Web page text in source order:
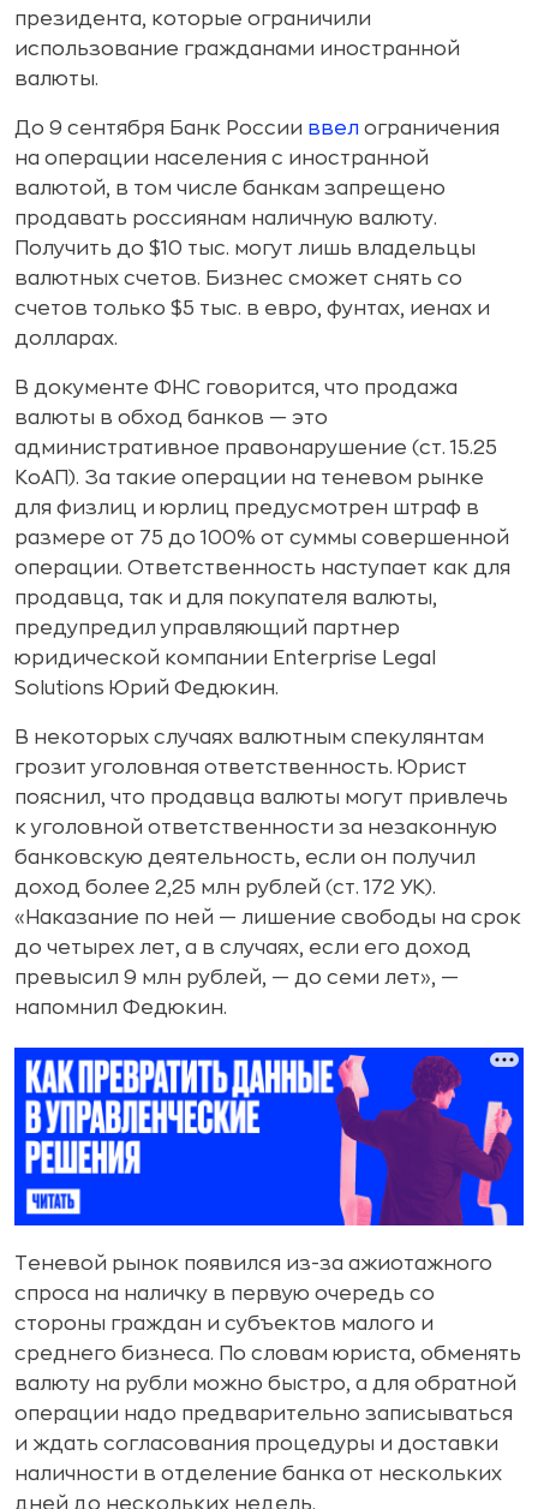
президента, которые ограничили
использование гражданами иностранной
валюты.
До 9 сентября Банк России ввел ограничения
на операции населения с иностранной
валютой, в том числе банкам запрещено
продавать россиянам наличную валюту.
Получить до $10 тыс. могут лишь владельцы
валютных счетов. Бизнес сможет снять со
счетов только $5 тыс. в евро, фунтах, иенах и
долларах.
В документе ФНС говорится, что продажа
валюты в обход банков — это
административное правонарушение (ст. 15.25
КоАП). За такие операции на теневом рынке
для физлиц и юрлиц предусмотрен штраф в
размере от 75 до 100% от суммы совершенной
операции. Ответственность наступает как для
продавца, так и для покупателя валюты,
предупредил управляющий партнер
юридической компании Enterprise Legal
Solutions Юрий Федюкин.
В некоторых случаях валютным спекулянтам
грозит уголовная ответственность. Юрист
пояснил, что продавца валюты могут привлечь
к уголовной ответственности за незаконную
банковскую деятельность, если он получил
доход более 2,25 млн рублей (ст. 172 УК).
«Наказание по ней — лишение свободы на срок
до четырех лет, а в случаях, если его доход
превысил 9 млн рублей, — до семи лет», —
напомнил Федюкин.
Теневой рынок появился из-за ажиотажного
спроса на наличку в первую очередь со
стороны граждан и субъектов малого и
среднего бизнеса. По словам юриста, обменять
валюту на рубли можно быстро, а для обратной
операции надо предварительно записываться
и ждать согласования процедуры и доставки
наличности в отделение банка от нескольких
дней до нескольких недель.